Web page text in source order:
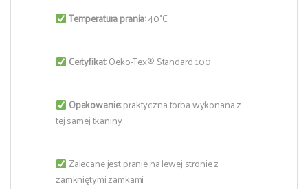
Temperatura prania:40°C
Certyfikat:Oeko-Tex® Standard 100
Opakowanie:praktyczna torba wykonana z
tej samej tkaniny
Zalecane jest pranie na lewej stronie z
zamkniętymi zamkami